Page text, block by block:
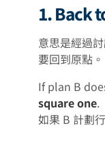
1. Back
意思是經過
要回到原點。
If plan B
square one.
如果 B 計劃